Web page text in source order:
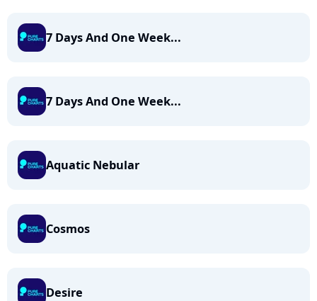
7 Days And One Week...
7 Days And One Week...
Aquatic Nebular
Cosmos
Desire